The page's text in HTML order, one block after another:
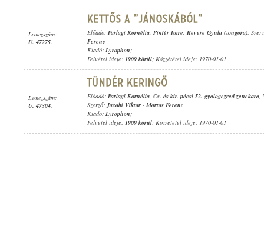
Lemezszám:
U. 47275.
Előadó: Parlagi Kornélia, Pintér Imre, Revere Gyula (zongora);
Ferenc
Kiadó: Lyrophon;
Felvétel ideje: 1909 körül; Közzététel ideje: 1970-01-01
Lemezszám:
U. 47304.
Előadó: Parlagi Kornélia, Cs. és kir. pécsi 52. gyalogezred zenekara,
Szerző:Jacobi Viktor - Martos Ferenc
Kiadó: Lyrophon;
Felvétel ideje: 1909 körül; Közzététel ideje: 1970-01-01